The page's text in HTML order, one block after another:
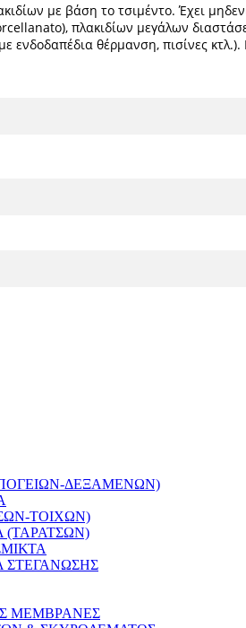
με βάση το τσιμέντο. Έχει
πλακιδίων μεγάλων
ενδοδαπέδια θέρμανση, πισίνες
ΔΕΞΑΜΕΝΩΝ)
ΤΟΙΧΩΝ)
(ΤΑΡΑΤΣΩΝ)
ΣΤΕΓΑΝΩΣΗΣ
ΜΕΜΒΡΑΝΕΣ